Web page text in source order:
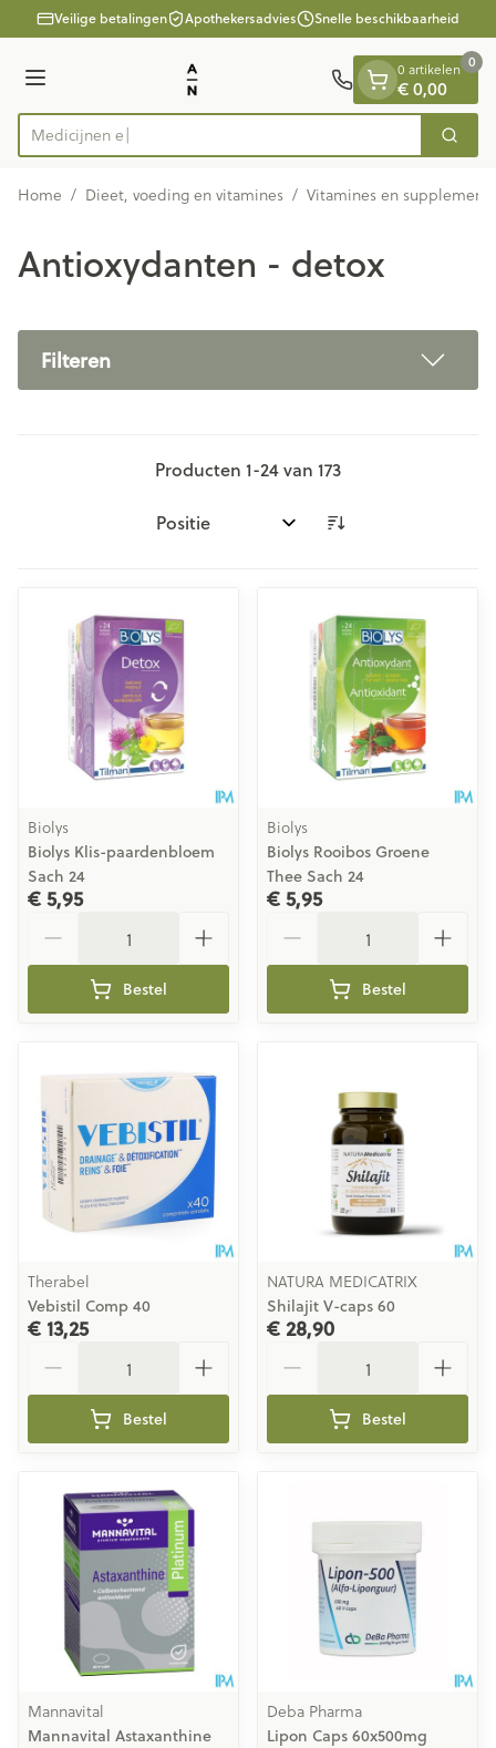
Ga naar de inhoud
1 van 1Veilige betalingen Apothekersadvies Snelle beschikbaarheid
Menu
Product, merk, categorie... Zoek
0 artikelen
€ 0,00
0
Home / Dieet, voeding en vitamines / Vitamines en
Antioxydanten - detox
Filteren
Producten 1-24van 173
Sorteer op:
Biolys
Biolys Klis-paardenbloem
Sach 24
€ 5,95
Bestel
Biolys
Biolys Rooibos Groene
Thee Sach 24
€ 5,95
Bestel
Therabel
Vebistil Comp 40
€ 13,25
Bestel
NATURA MEDICATRIX
Shilajit V-caps 60
€ 28,90
Bestel
Mannavital
Mannavital Astaxanthine
Deba Pharma
Lipon Caps 60x500mg